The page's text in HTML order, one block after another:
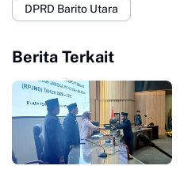
DPRD Barito Utara
Berita Terkait